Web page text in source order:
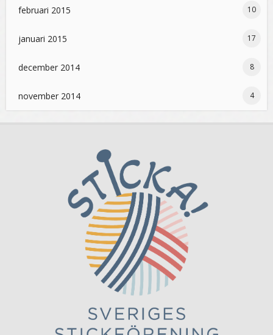
februari 2015 10
januari 2015 17
december 2014 8
november 2014 4